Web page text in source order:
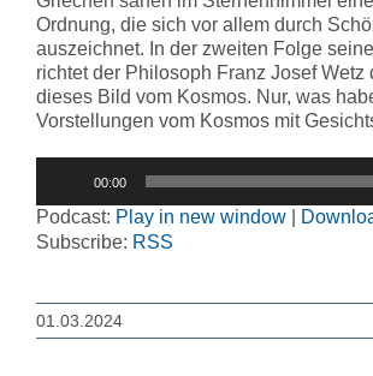
Ordnung, die sich vor allem durch
auszeichnet. In der zweiten Folge
richtet der Philosoph Franz Josef Wetz
dieses Bild vom Kosmos. Nur, was
Vorstellungen vom Kosmos mit
00:00
Podcast: Play in new window
Subscribe: RSS
01.03.2024